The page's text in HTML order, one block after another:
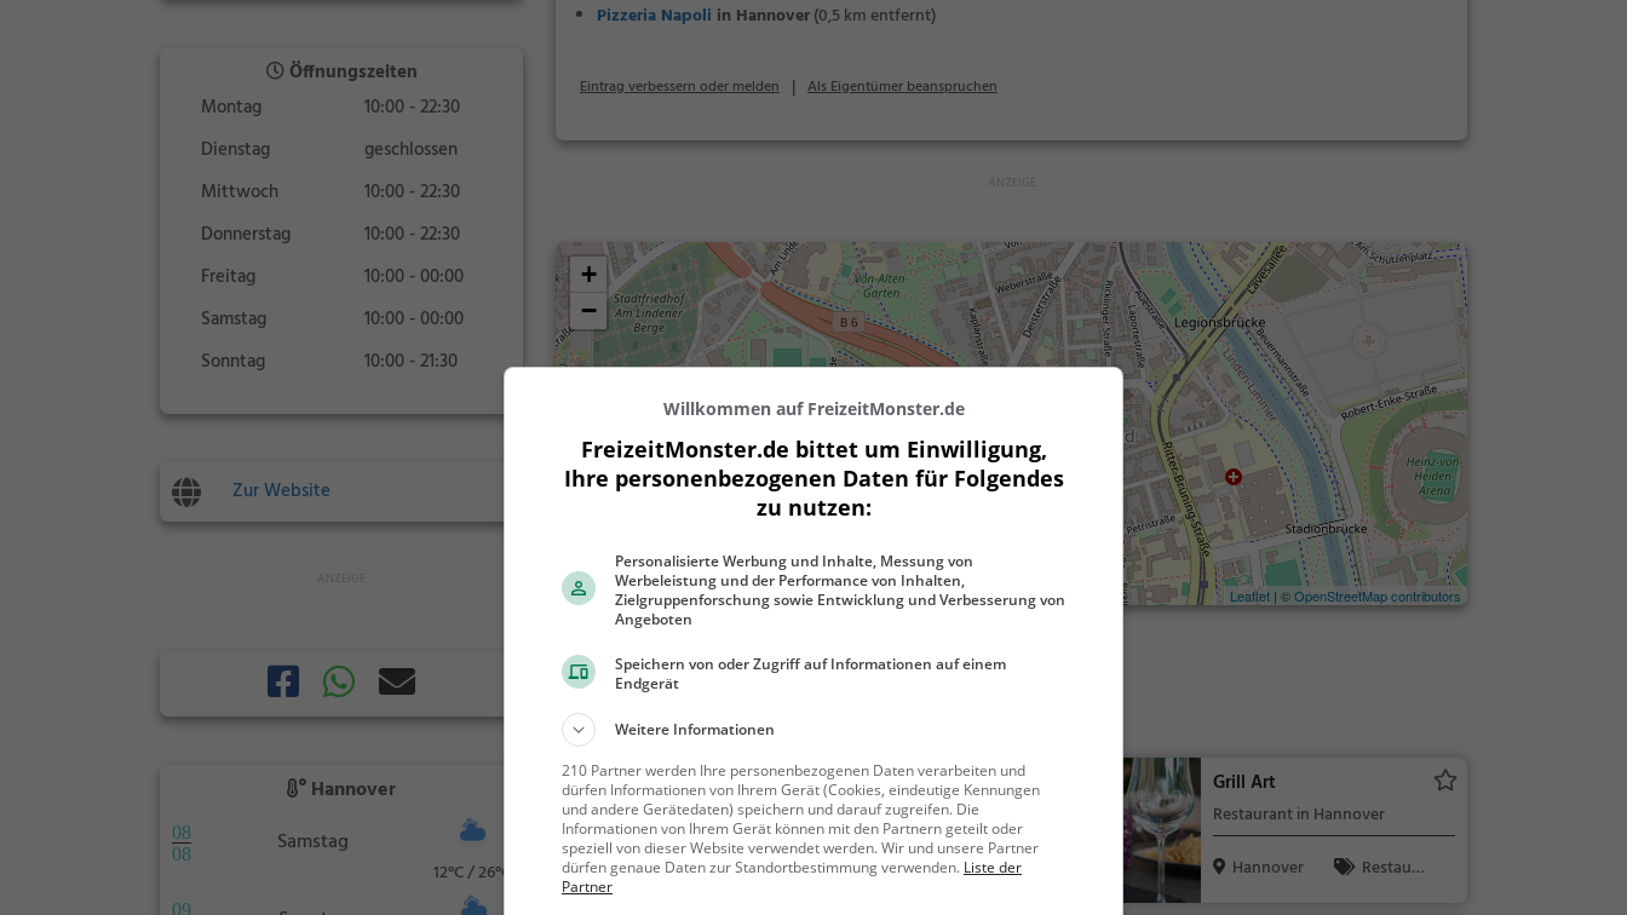
Öffnungszeiten
Montag
10:00 - 22:30
Dienstag
geschlossen
Mittwoch
10:00 - 22:30
Donnerstag
10:00 - 22:30
Freitag
10:00 - 00:00
Samstag
10:00 - 00:00
Sonntag
10:00 - 21:30
Zur Website
Hannover
08
08
Samstag
12°C / 26°C
09
Pizzeria Napoli in Hannover(0,5 km entfernt)
Eintrag verbessern oder melden | Als Eigentümer beanspruchen
+
−
200 m
500 ft
Leaflet | ©OpenStreetMap contributors
Gaststätten in der Nähe von
Tandori
Pizzeria in Hannover
Hannover
Restaura
Grill Art
Restaurant in Hannover
Hannover
Restaura
Willkommen auf FreizeitMonster.de
FreizeitMonster.de bittet um Einwilligung,
Ihre personenbezogenen Daten für Folgendes
zu nutzen:
Personalisierte Werbung und Inhalte, Messung von
Werbeleistung und der Performance von Inhalten,
Zielgruppenforschung sowie Entwicklung und Verbesserung von
Angeboten
Speichern von oder Zugriff auf Informationen auf einem
Endgerät
Weitere Informationen
210 Partner werden Ihre personenbezogenen Daten verarbeiten und
dürfen Informationen von Ihrem Gerät (Cookies, eindeutige Kennungen
und andere Gerätedaten) speichern und darauf zugreifen. Die
Informationen von Ihrem Gerät können mit den Partnern geteilt oder
speziell von dieser Website verwendet werden. Wir und unsere Partner
dürfen genaue Daten zur Standortbestimmung verwenden. Liste der
Partner